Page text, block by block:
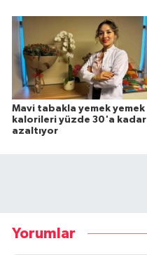
Mavi tabakla yemek yemek
kalorileri yüzde 30'a kadar
azaltıyor
Yorumlar